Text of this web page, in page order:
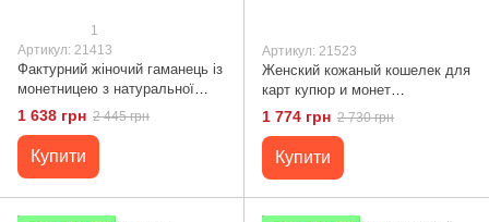
1
Артикул: 21413
Фактурний жіночий гаманець із
монетницею з натуральної
шкіри з тисненням під
крокодила KARYA 21413
Бежевий
1 638 грн 2 445 грн
Купити
Артикул: 21523
Женский кожаный кошелек для
карт купюр и монет
CANPELLINI 21523 Бежевый
1 774 грн 2 730 грн
Купити